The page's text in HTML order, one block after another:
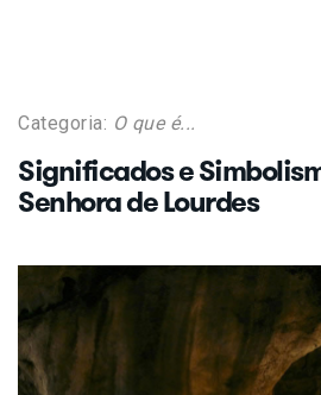
Categoria: O que é...
Significados e
Senhora de Lourdes